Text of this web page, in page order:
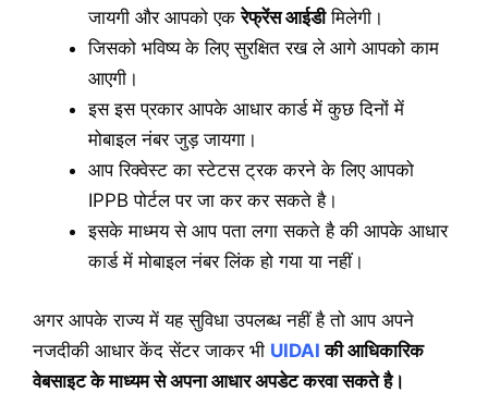
जायगी और आपको एकरेफ्रेंस आईडीमिलेगी।
जिसको भविष्य के लिए सुरक्षित रख ले आगे आपको काम
आएगी।
इस इस प्रकार आपके आधार कार्ड में कुछ दिनों में
मोबाइल नंबर जुड़ जायगा।
आप रिक्वेस्ट का स्टेटस ट्रक करने के लिए आपको
IPPB पोर्टल पर जा कर कर सकते है।
इसके माध्मय से आप पता लगा सकते है की आपके आधार
कार्ड में मोबाइल नंबर लिंक हो गया या नहीं।
अगर आपके राज्य में यह सुविधा उपलब्ध नहीं है तो आप अपने
नजदीकी आधार केंद सेंटर जाकर भी UIDAI की आधिकारिक
वेबसाइट के माध्यम से अपना आधार अपडेट करवा सकते है।